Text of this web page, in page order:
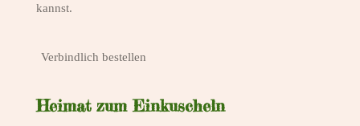
kannst.
Verbindlich bestellen
Heimat zum Einkuscheln